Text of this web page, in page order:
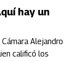
hay un
Alejandro
calificó los